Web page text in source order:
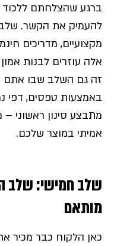
ברגע שהצלחתם
להעמיק את הקשר.
מקצועיים, מדריכים
אלה עוזרים לבנות
זה גם השלב שבו אתם
באמצעות טפסים, דפי
מתבצע סינון ראשוני –
אמיתי במוצר שלכם.
שלב חמישי: שלב
מותאם
כאן הלקוח כבר מכיר